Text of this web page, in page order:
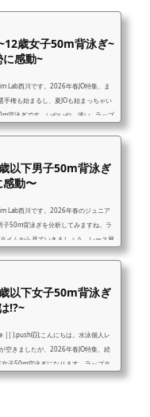
歳女子50m背泳ぎ~
感動~
Lab西川です。2026年春JO特集、ま
権も始まるし、夏JOも始まっちゃい
背泳ぎです。いやいや、速い…ラップ
見てみましょう。レース展開前半25
ーンの選手でした。スタート、バサ
た時点では1レーンの選手の方が前に
以下男子50m背泳ぎ
感動〜
Lab西川です。2026年春のジュニア
50m背泳ぎを分析してみますね。ラ
イムから見ていきましょう。レース展
ーンの選手が抜群でしたが、バサロか
手がほぼ横並びとなりました。スイ
4レーンの選手同様、かなり力強い泳
以下女子50m背泳ぎ
!?~
).push({});こんにちは。水泳個人レ
空きましたが、2026年春JO特集、続
子50m背泳ぎになります。ラップタ
半25mは予選1位2位のセンターレー